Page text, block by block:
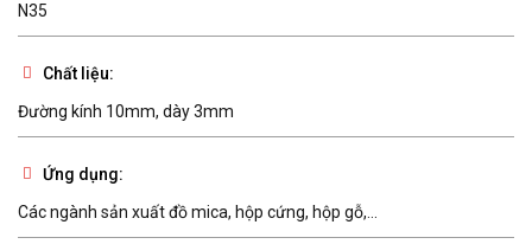
N35
Chất liệu:
Đường kính 10mm, dày 3mm
Ứng dụng:
Các ngành sản xuất đồ mica, hộp cứng, hộp gỗ,...